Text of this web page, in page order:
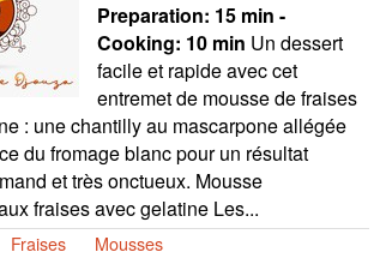
Preparation: 15 min -
Cooking: 10 min Un dessert
facile et rapide avec cet
entremet de mousse de fraises
: une chantilly au mascarpone allégée
du fromage blanc pour un résultat
et très onctueux. Mousse
fraises avec gelatine Les...
Fraises Mousses